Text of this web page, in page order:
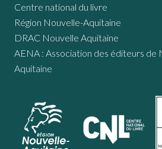
Centre national du livre
Région Nouvelle-Aquitaine
DRAC Nouvelle Aquitaine
AENA : Association des éditeurs de
Aquitaine